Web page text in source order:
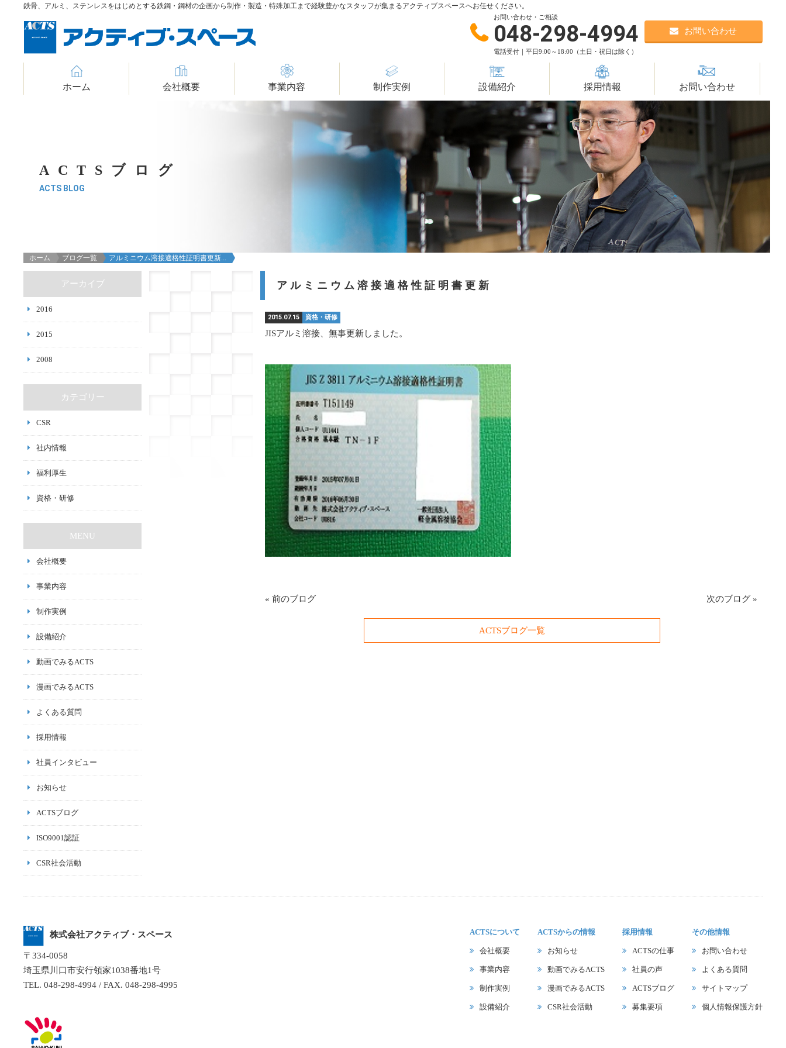
鉄骨、アルミ、ステンレスをはじめとする鉄鋼・鋼材の企画から制作・製造・特殊加工まで経験豊かなスタッフが集まるアクティブスペースへお任せください。
お問い合わせ
お問い合わせ・ご相談
048-298-4994
電話受付｜平日9:00～18:00（土日・祝日は除く）
ホーム 会社概要 事業内容 制作実例 設備紹介 採用情報 お問い合わせ
ACTSブログ
ACTS BLOG
ホーム ブログ一覧 アルミニウム溶接適格性証明書更新...
アーカイブ
2016
2015
2008
カテゴリー
CSR
社内情報
福利厚生
資格・研修
MENU
会社概要
事業内容
制作実例
設備紹介
動画でみるACTS
漫画でみるACTS
よくある質問
採用情報
社員インタビュー
お知らせ
ACTSブログ
ISO9001認証
CSR社会活動
アルミニウム溶接適格性証明書更新
2015.07.15 資格・研修
JISアルミ溶接、無事更新しました。
«前のブログ 次のブログ »
ACTSブログ一覧
株式会社アクティブ・スペース
〒334-0058
埼玉県川口市安行領家1038番地1号
TEL. 048-298-4994 / FAX. 048-298-4995
その他情報
お問い合わせ
よくある質問
サイトマップ
個人情報保護方針
採用情報
ACTSの仕事
社員の声
ACTSブログ
募集要項
ACTSからの情報
お知らせ
動画でみるACTS
漫画でみるACTS
CSR社会活動
ACTSについて
会社概要
事業内容
制作実例
設備紹介